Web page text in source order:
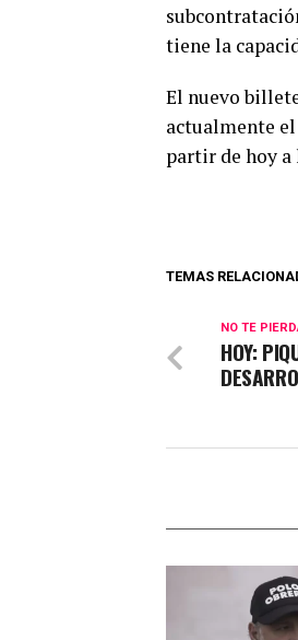
tiene la
El nuevo
actualmente
partir de hoy a
TEMAS
NO TE
HOY: